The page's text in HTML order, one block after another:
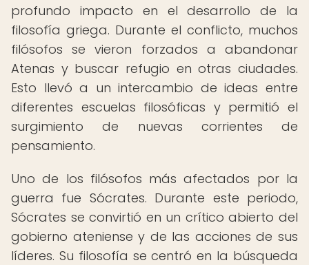
profundo impacto en el desarrollo de la
filosofía griega. Durante el conflicto, muchos
filósofos se vieron forzados a abandonar
Atenas y buscar refugio en otras ciudades.
Esto llevó a un intercambio de ideas entre
diferentes escuelas filosóficas y permitió el
surgimiento de nuevas corrientes de
pensamiento.
Uno de los filósofos más afectados por la
guerra fue Sócrates. Durante este periodo,
Sócrates se convirtió en un crítico abierto del
gobierno ateniense y de las acciones de sus
líderes. Su filosofía se centró en la búsqueda